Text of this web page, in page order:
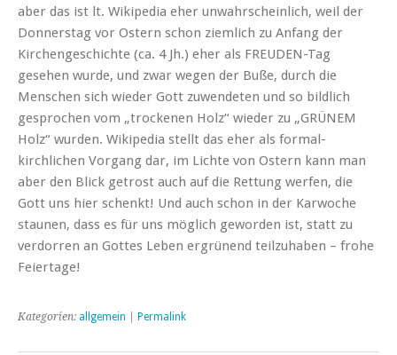
aber das ist lt. Wikipedia eher unwahrscheinlich, weil der
Donnerstag vor Ostern schon ziemlich zu Anfang der
Kirchengeschichte (ca. 4 Jh.) eher als FREUDEN-Tag
gesehen wurde, und zwar wegen der Buße, durch die
Menschen sich wieder Gott zuwendeten und so bildlich
gesprochen vom „trockenen Holz“ wieder zu „GRÜNEM
Holz“ wurden. Wikipedia stellt das eher als formal-
kirchlichen Vorgang dar, im Lichte von Ostern kann man
aber den Blick getrost auch auf die Rettung werfen, die
Gott uns hier schenkt! Und auch schon in der Karwoche
staunen, dass es für uns möglich geworden ist, statt zu
verdorren an Gottes Leben ergrünend teilzuhaben – frohe
Feiertage!
Kategorien: allgemein Permalink